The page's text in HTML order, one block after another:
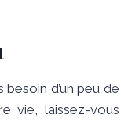
besoin d’un peu de
vie, laissez-vous